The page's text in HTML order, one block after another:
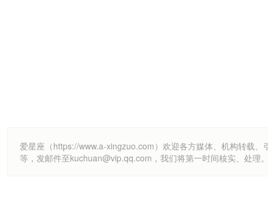
爱星座（https://www.a-xingzuo.com）欢迎各方媒体、机构转载
等，发邮件至kuchuan@vip.qq.com，我们将第一时间核实、处理